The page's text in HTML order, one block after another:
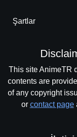
Şartlar
This site AnimeTR
contents are
of any copyright
or contact page